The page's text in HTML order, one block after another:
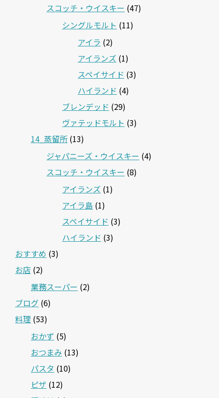
スコッチ・ウイスキー (47)
シングルモルト (11)
アイラ (2)
アイランズ (1)
スペイサイド (3)
ハイランド (4)
ブレンデッド (29)
ヴァテッドモルト (3)
14_蒸留所 (13)
ジャパニーズ・ウイスキー (4)
スコッチ・ウイスキー (8)
アイランズ (1)
アイラ島 (1)
スペイサイド (3)
ハイランド (3)
おすすめ (3)
お店 (2)
業務スーパー (2)
ブログ (6)
料理 (53)
おかず (5)
おつまみ (13)
パスタ (10)
ピザ (12)